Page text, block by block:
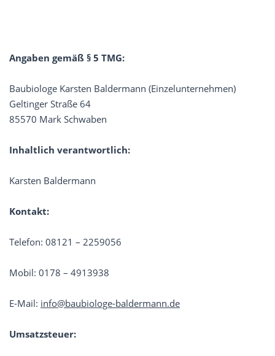
Angaben gemäß § 5 TMG:
Baubiologe Karsten Baldermann (Einzelunternehmen)
Geltinger Straße 64
85570 Mark Schwaben
Inhaltlich verantwortlich:
Karsten Baldermann
Kontakt:
Telefon: 08121 – 2259056
Mobil: 0178 – 4913938
E-Mail: info@baubiologe-baldermann.de
Umsatzsteuer: